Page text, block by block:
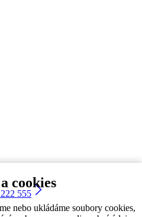
cookies
nebo ukládáme soubory cookies,
555